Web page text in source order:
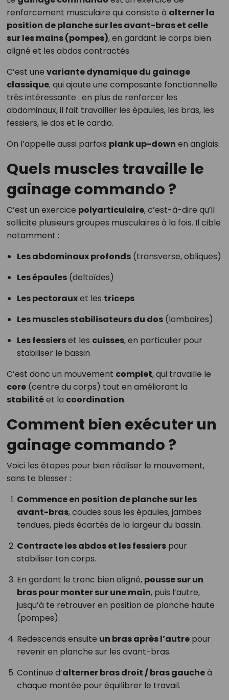
renforcement musculaire qui consiste à alterner la
position de planche sur les avant-bras et celle
sur les mains (pompes), en gardant le corps bien
aligné et les abdos contractés.
C’est une variante dynamique du gainage
classique, qui ajoute une composante fonctionnelle
très intéressante : en plus de renforcer les
abdominaux, il fait travailler les épaules, les bras, les
fessiers, le dos et le cardio.
On l’appelle aussi parfois plank up-down en anglais.
Quels muscles travaille le
gainage commando ?
C’est un exercice polyarticulaire, c’est-à-dire qu’il
sollicite plusieurs groupes musculaires à la fois. Il cible
notamment :
Les abdominaux profonds(transverse, obliques)
Les épaules(deltoïdes)
Les pectorauxet les triceps
Les muscles stabilisateurs du dos(lombaires)
Les fessierset les cuisses, en particulier pour
stabiliser le bassin
C’est donc un mouvement complet, qui travaille le
core(centre du corps) tout en améliorant la
stabilitéet la coordination.
Comment bien exécuter un
gainage commando ?
Voici les étapes pour bien réaliser le mouvement,
sans te blesser :
Commence en position de planche sur les
avant-bras, coudes sous les épaules, jambes
tendues, pieds écartés de la largeur du bassin.
Contracte les abdos et les fessierspour
stabiliser ton corps.
En gardant le tronc bien aligné, pousse sur un
bras pour monter sur une main, puis l’autre,
jusqu’à te retrouver en position de planche haute
(pompes).
Redescends ensuite un bras après l’autrepour
revenir en planche sur les avant-bras.
Continue d’alterner bras droit / bras gaucheà
chaque montée pour équilibrer le travail.